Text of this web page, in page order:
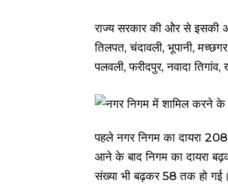
राज्य सरकार की ओेर से इसकी
तिलपत, चंदावली, भूपानी,
पलवली, फरीदपुर, नवादा
पहले नगर निगम का दायरा
आने के बाद निगम का दायरा
संख्या भी बढ़कर 58 तक हो गई।